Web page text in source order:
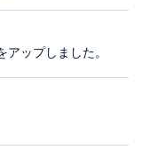
ップしました。